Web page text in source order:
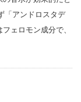
「アンドロスタデ
ェロモン成分で、